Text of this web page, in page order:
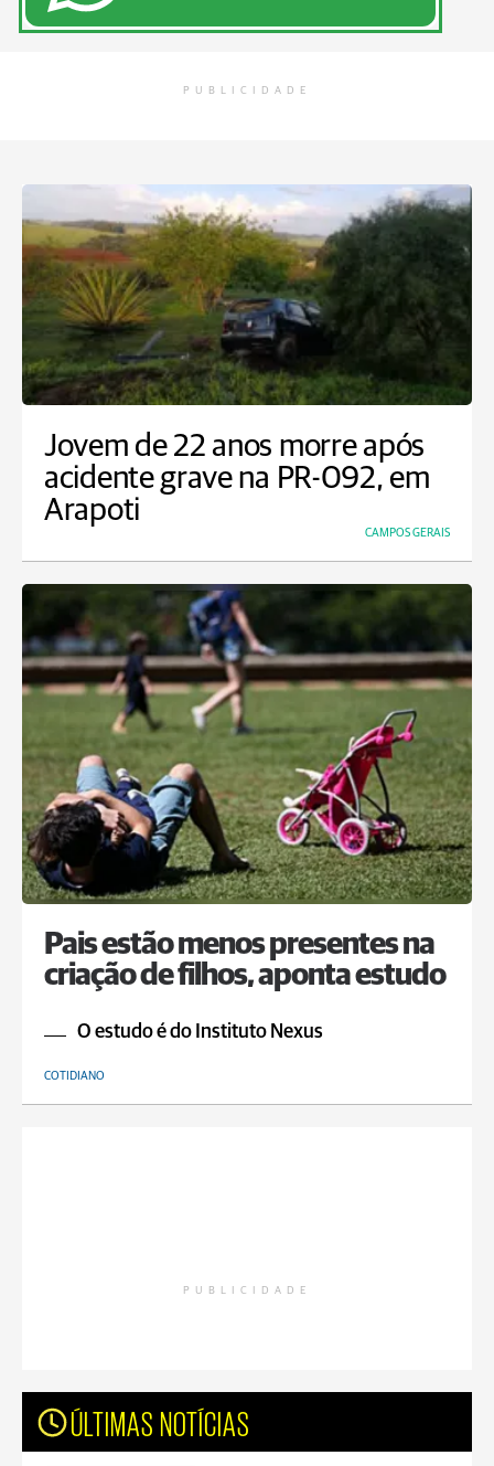
PUBLICIDADE
Jovem de 22 anos morre após
acidente grave na PR-092, em
Arapoti
CAMPOS GERAIS
Pais estão menos presentes na
criação de filhos, aponta estudo
O estudo é do Instituto Nexus
COTIDIANO
PUBLICIDADE
ÚLTIMAS NOTÍCIAS